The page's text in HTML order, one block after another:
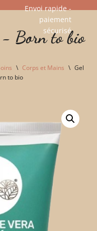
Envoi rapide -
paiement
sécurisé​
- Born to bio
\ Corps et Mains \ Gel
to bio